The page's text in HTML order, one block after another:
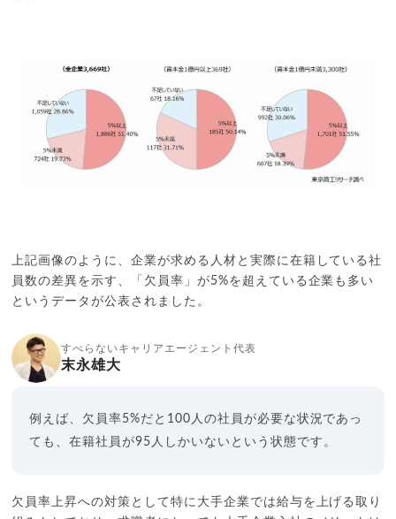
上記画像のように、企業が求める人材と実際に在籍している社
員数の差異を示す、「欠員率」が5%を超えている企業も多い
というデータが公表されました。
すべらないキャリアエージェント代表
末永雄大
例えば、欠員率5%だと100人の社員が必要な状況であっ
ても、在籍社員が95人しかいないという状態です。
欠員率上昇への対策として特に大手企業では給与を上げる取り